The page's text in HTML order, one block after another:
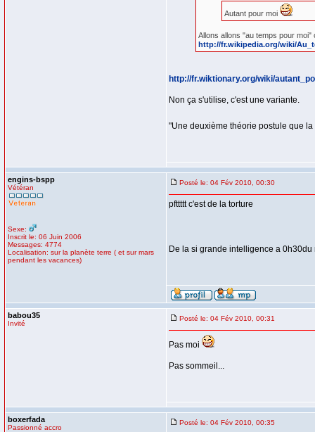
Autant pour moi
Allons allons "au temps pour moi"
http://fr.wikipedia.org/wiki/
http://fr.wiktionary.org/wiki/
Non ça s'utilise, c'est une variante.
"Une deuxième théorie postule que
engins-bspp
Vétéran
Sexe:
Inscrit le: 06 Juin 2006
Messages: 4774
Localisation: sur la planète terre ( et sur mars
pendant les vacances)
Posté le: 04 Fév 2010, 00:30
pfttttt c'est de la torture
De la si grande intelligence a
babou35
Invité
Posté le: 04 Fév 2010, 00:31
Pas moi
Pas sommeil...
boxerfada
Passionné accro
Posté le: 04 Fév 2010, 00:35